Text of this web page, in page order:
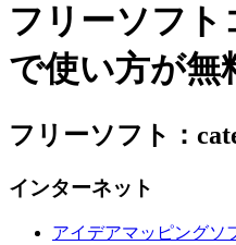
フリーソフト
で使い方が無
フリーソフト：
インターネット
アイデアマッピングソ